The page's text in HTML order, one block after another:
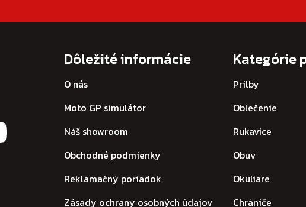
Dôležité informácie
O nás
Moto GP simulátor
Náš showroom
Obchodné podmienky
Reklamačný poriadok
Zásady ochrany osobných údajov
Kategórie
Prilby
Oblečenie
Rukavice
Obuv
Okuliare
Chrániče